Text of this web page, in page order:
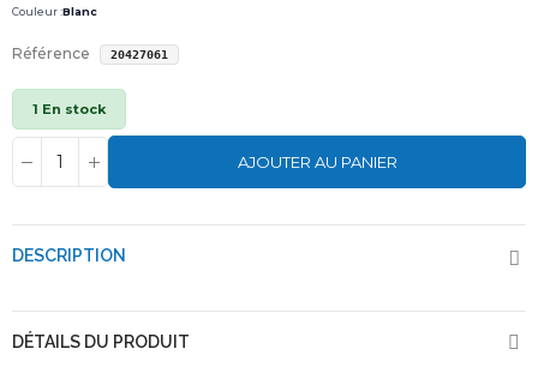
Couleur :Blanc
Référence 20427061
1 En stock
AJOUTER AU PANIER
DESCRIPTION
DÉTAILS DU PRODUIT